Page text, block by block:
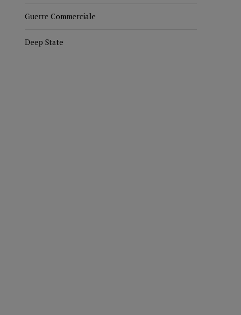
Guerre Commerciale
Deep State